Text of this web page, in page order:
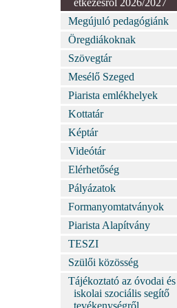
étkezésről 2026/2027
Megújuló pedagógiánk
Öregdiákoknak
Szövegtár
Mesélő Szeged
Piarista emlékhelyek
Kottatár
Képtár
Videótár
Elérhetőség
Pályázatok
Formanyomtatványok
Piarista Alapítvány
TESZI
Szülői közösség
Tájékoztató az óvodai és
iskolai szociális segítő
tevékenységről